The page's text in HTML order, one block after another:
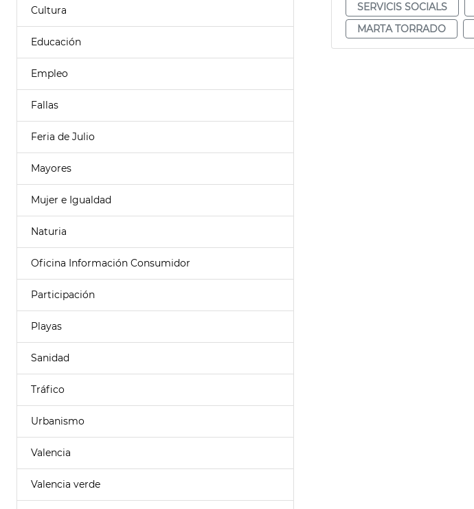
Cultura
Educación
Empleo
Fallas
Feria de Julio
Mayores
Mujer e Igualdad
Naturia
Oficina Información Consumidor
Participación
Playas
Sanidad
Tráfico
Urbanismo
Valencia
Valencia verde
SERVICIS SOCIALS
MARTA TORRADO